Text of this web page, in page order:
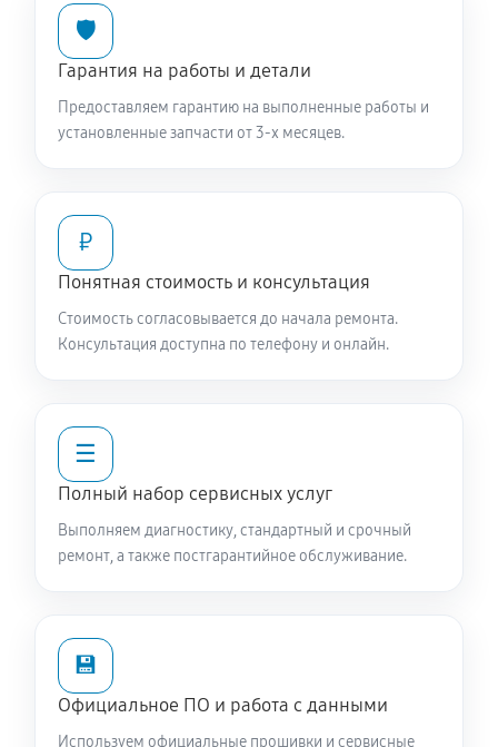
Чистка заливного фильтра-сеточки
770 руб 60 минут
Ремонт или замена петли двери
Замена мотора вентилятора сушки
Замена верхнего противовеса
1440 руб 60 минут
Замена бака стиральной машины SCHULTHESS
SPIRIT TOPLINE 8120
3110 руб 60 минут
SCHULTHESS SPIRIT TOPLINE 8120
Ремонт аквастопа стиральной машины SCHULTHESS
🛡️
Гарантия на работы и детали
Предоставляем гарантию на выполненные работы и
установленные запчасти от 3-х месяцев.
₽
Понятная стоимость и консультация
Стоимость согласовывается до начала ремонта.
Консультация доступна по телефону и онлайн.
☰
Полный набор сервисных услуг
Выполняем диагностику, стандартный и срочный
ремонт, а также постгарантийное обслуживание.
💾
Официальное ПО и работа с данными
Используем официальные прошивки и сервисные